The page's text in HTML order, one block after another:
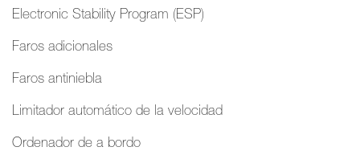
Electronic Stability Program (ESP)
Faros adicionales
Faros antiniebla
Limitador automático de la velocidad
Ordenador de a bordo